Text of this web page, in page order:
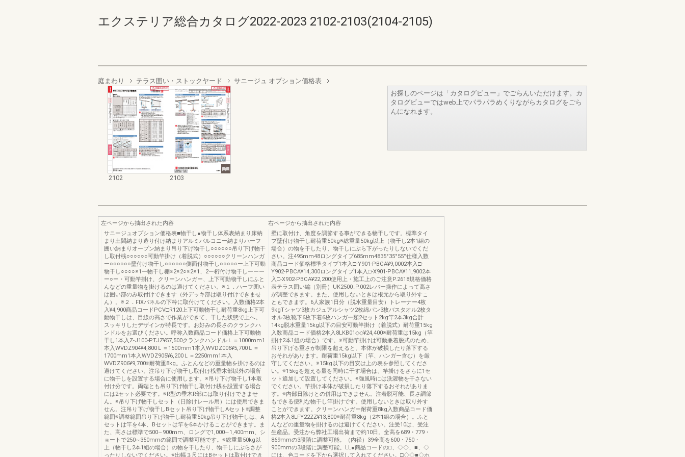
エクステリア総合カタログ2022-2023 2102-2103(2104-2105)
庭まわり テラス囲い・ストックヤード サニージュ オプション価格表
2102 2103
お探しのページは「カタログビュー」でごらんいただけます。カ
タログビューではweb上でパラパラめくりながらカタログをごら
んになれます。
左ページから抽出された内容
サニージュオプション価格表■物干し●物干し体系表納まり床納
まり土間納まり造り付け納まりアルミバルコニー納まりハーフ
囲い納まりオープン納まり吊り下げ物干し○○○○○○吊り下げ物干
し取付桟○○○○○○可動竿掛け（着脱式）○○○○○○クリーンハンガ
ー○○○○○○壁付け物干し○○○○○○側面付物干し○○○○○ー上下可動
物干し○○○○※1ー物干し棚※2※2○※2※1、2ー桁付け物干しーーー
ー○ー・可動竿掛け、クリーンハンガー、上下可動物干しにふと
んなどの重量物を掛けるのは避けてください。※１．ハーフ囲い
は囲い部のみ取付けできます（外デッキ部は取り付けできませ
ん）。※２．FIXパネルの下枠に取付けてください。入数価格2本
入¥4,900商品コードPCV□R120上下可動物干し耐荷重8kg上下可
動物干しは、目線の高さで作業ができて、干した状態で上へ。
スッキリしたデザインが特長です。お好みの長さのクランクハ
ンドルをお選びください。呼称入数商品コード価格上下可動物
干し1本入Z-J100-PTJZ¥57,500クランクハンドルＬ＝1000mm1
本入WVDZ904¥4,800Ｌ＝1500mm1本入WVDZ006¥5,700Ｌ＝
1700mm1本入WVDZ905¥6,200Ｌ＝2250mm1本入
WVDZ906¥9,700※耐荷重8kg。ふとんなどの重量物を掛けるのは
避けてください。注吊り下げ物干し取付け桟垂木部以外の場所
に物干しを設置する場合に使用します。※吊り下げ物干し1本取
付け分です。両端とも吊り下げ物干し取付け桟を設置する場合
には2セット必要です。※R型の垂木R部には取り付けできませ
ん。※吊り下げ物干しセット（日除けレール用）には使用できま
せん。注吊り下げ物干しBセット吊り下げ物干しAセット※調整
範囲※調整範囲吊り下げ物干し耐荷重50kg吊り下げ物干しは、A
セットは竿を4本、Bセットは竿を6本かけることができます。ま
た、高さは標準で500∼900mm、ロングで1,000∼1,400mm、シ
ョートで250∼350mmの範囲で調整可能です。※総重量50kg以
上（物干し2本1組の場合）の物を干したり、物干しにぶらさが
ったりしないでください。※出幅３尺にはBセットは取付けでき
右ページから抽出された内容
壁に取付け、角度を調節する事ができる物干しです。標準タイ
プ壁付け物干し耐荷重50kg※総重量50kg以上（物干し2本1組の
場合）の物を干したり、物干しにぶら下がったりしないでくだ
さい。注495mm48ロングタイプ685mm4835°35°55°仕様入数
商品コード価格標準タイプ1本入□-Y901-PBCA¥9,0002本入□-
Y902-PBCA¥14,300ロングタイプ1本入□-X901-PBCA¥11,9002本
入□-X902-PBCA¥22,200使用上・施工上のご注意P.2618規格価格
表テラス囲い編（別冊）UK2500_P.002レバー操作によって高さ
が調整できます。また、使用しないときは根元から取り外すこ
ともできます。6人家族1日分（脱水重量目安）トレーナー4枚
9kgTシャツ3枚カジュアルシャツ2枚綿パン3枚バスタオル2枚タ
オル3枚靴下6枚下着6枚ハンガー類2セット2kg竿2本3kg合計
14kg脱水重量15kg以下の目安可動竿掛け（着脱式）耐荷重15kg
入数商品コード価格2本入8LKB01◇◇¥24,400※耐荷重は15kg（竿
掛け2本1組の場合）です。※可動竿掛けは可動兼着脱式のため、
吊り下げる重さが制限を超えると、本体が破損したり落下する
おそれがあります。耐荷重15kg以下（竿、ハンガー含む）を厳
守してください。※15kg以下の目安は上の表を参照してくださ
い。※15kgを超える量を同時に干す場合は、竿掛けをさらに1セ
ット追加して設置してください。※強風時には洗濯物を干さない
でください。竿掛け本体が破損したり落下するおそれがありま
す。※内部日除けとの併用はできません。注着脱可能、長さ調節
もできる便利な物干し竿掛けです。使用しないときは取り外す
ことができます。クリーンハンガー耐荷重8kg入数商品コード価
格2本入8LFY22ZZ¥13,800※耐荷重8kg（2本1組の場合）。ふと
んなどの重量物を掛けるのは避けてください。注受10は、受注
生産品。受注から弊社工場出荷まで約10日。全高を689・779・
869mmの3段階に調整可能。（内径）39全高を600・750・
900mmの3段階に調整可能。LL●商品コードの□、◇◇、■、◇
には、色コードを下から選択して入れてください。□◇◇■◇ホ